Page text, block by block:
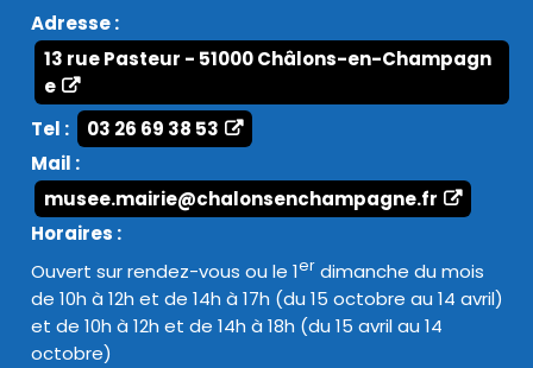
Adresse :
13 rue Pasteur - 51000 Châlons-en-Champagn
e
Tel :
03 26 69 38 53
Mail :
musee.mairie@chalonsenchampagne.fr
Horaires :
Ouvert sur rendez-vous ou le 1er dimanche du mois
de 10h à 12h et de 14h à 17h (du 15 octobre au 14 avril)
et de 10h à 12h et de 14h à 18h (du 15 avril au 14
octobre)